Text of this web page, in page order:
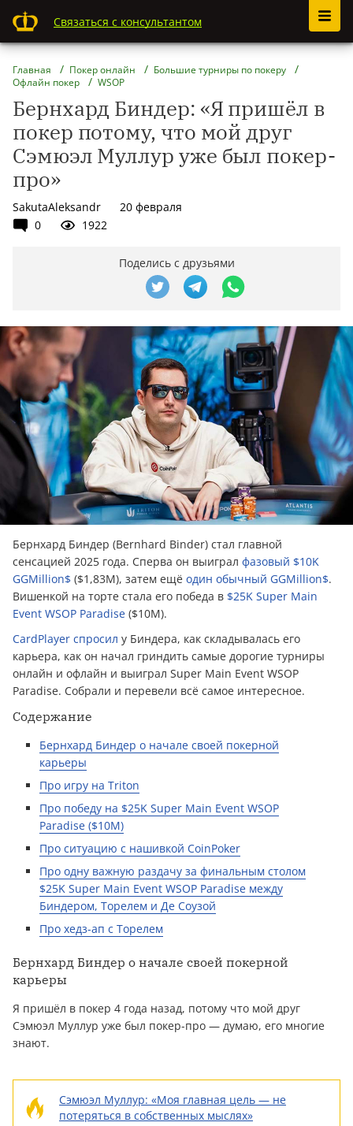
Связаться с консультантом
Главная Покер онлайн
Большие турниры по покеру
Офлайн покер
WSOP
Бернхард Биндер: «Я пришёл в
покер потому, что мой друг
Сэмюэл Муллур уже был покер-
про»
SakutaAleksandr
20 февраля
0
1922
Поделись с друзьями
Бернхард Биндер (Bernhard Binder) стал главной
сенсацией 2025 года. Сперва он выиграл фазовый $10K
GGMillion$ ($1,83M), затем ещё один обычный GGMillion$.
Вишенкой на торте стала его победа в $25K Super Main
Event WSOP Paradise ($10M).
CardPlayer спросил у Биндера, как складывалась его
карьера, как он начал гриндить самые дорогие турниры
онлайн и офлайн и выиграл Super Main Event WSOP
Paradise. Собрали и перевели всё самое интересное.
Содержание
Бернхард Биндер о начале своей покерной
карьеры
Про игру на Triton
Про победу на $25K Super Main Event WSOP
Paradise ($10M)
Про ситуацию с нашивкой CoinPoker
Про одну важную раздачу за финальным столом
$25K Super Main Event WSOP Paradise между
Биндером, Торелем и Де Соузой
Про хедз-ап с Торелем
Бернхард Биндер о начале своей покерной
карьеры
Я пришёл в покер 4 года назад, потому что мой друг
Сэмюэл Муллур уже был покер-про — думаю, его многие
знают.
Сэмюэл Муллур: «Моя главная цель — не
потеряться в собственных мыслях»